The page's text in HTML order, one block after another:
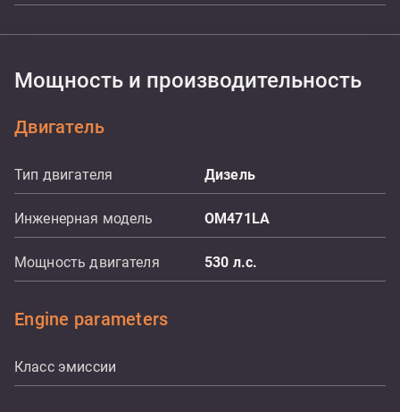
Мощность и производительность
Двигатель
Тип двигателя Дизель
Инженерная модель OM471LA
Мощность двигателя 530 л.с.
Engine parameters
Класс эмиссии